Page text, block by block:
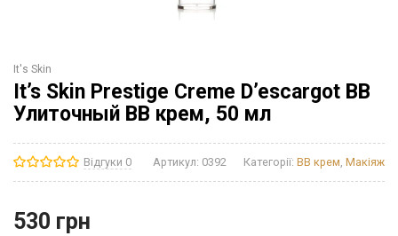
It's Skin
It’s Skin Prestige Creme D’escargot BB
Улиточный BB крем, 50 мл
Відгуки 0 Артикул: 0392 Категорії: BB крем, Макіяж
530 грн